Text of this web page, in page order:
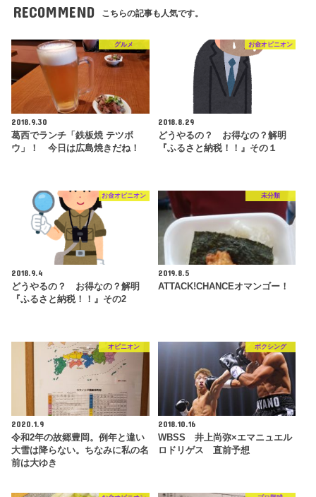
RECOMMEND こちらの記事も人気です。
グルメ
2018.9.30
葛西でランチ「鉄板焼 テツボ
ウ」！ 今日は広島焼きだね！
お金オピニオン
2018.8.29
どうやるの？ お得なの？解明
『ふるさと納税！！』その１
お金オピニオン
2018.9.4
どうやるの？ お得なの？解明
『ふるさと納税！！』その2
未分類
2019.8.5
ATTACK!CHANCEオマンゴー！
オピニオン
2020.1.9
令和2年の故郷豊岡。例年と違い
大雪は降らない。ちなみに私の名
前は大ゆき
ボクシング
2018.10.16
WBSS 井上尚弥×エマニュエル
ロドリゲス 直前予想